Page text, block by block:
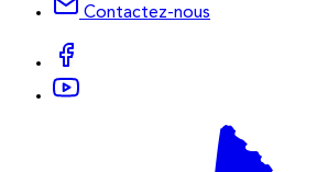
Contactez-nous